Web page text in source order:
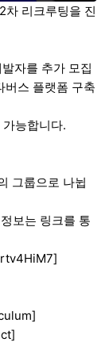
차 리크루팅을 진
자를 추가 모집
버스 플랫폼 구축
능합니다.
그룹으로 나뉩
보는 링크를 통